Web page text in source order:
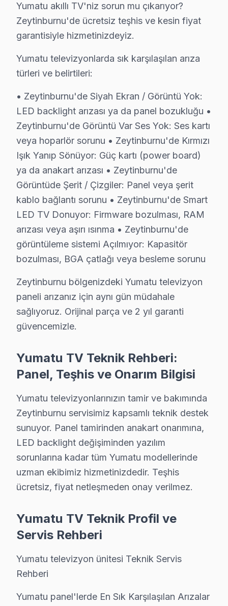
Güç kartı, LED backlight veya T-Con kart tamirleri
Yerinde teknik destek hizmeti almayı
Zeytinburnu'de Fabrika Servis Neden Tercih
Zeytinburnu bölgesinde Fabrika tamir'i tercih etmenin
Fabrika Servis'in avantajları arasında yerinde tamir
Ayrıca, orijinal parçalar kullanarak hem cihazınızın
Zeytinburnu Yumatu servis - TV Tamiri
Yumatu akıllı TV'de görüntü titremesi veya renk
25+ sertifikalı teknisyen kişilik ekip, Yumatu LED TV
Şeffaf Fiyatlandırma ve Müşteri Memnuniyeti
Servis sürecinin başından sonuna kadar şeffaf fiyat
Ücretsiz Arıza Tespiti: Zeytinburnu'de arıza tespiti
Şeffaf Fiyat Teklifi: Hangi bileşenlerin değişeceğini,
» Basit arızalarda aynı gün servis tamamlanır.
Zeytinburnu × Yumatu: Yerel İçerik ve
Zeytinburnu'da Yumatu LED TV'niz bozulduğunda
• Zeytinburnu'de 25+ sertifikalı teknisyen Yumatu
• Zeytinburnu'de sadece orijinal parça kullanıyoruz.
• Chip-level tamir için osiloskop, ESR ve termal
Dikkat çekmek istediğimiz bir şey var:, Zeytinburnu
Yumatu Servisi: Zeytinburnu Yerel Bilgi
Zeytinburnu ilçesi, İstanbul Avrupa Yakası'nın
Yumatu TV'lerde Sık Görülen Arızalar
Zeytinburnu'de Yumatu televizyon ünitesi
▸ Panel arızası: Zeytinburnu'de Yumatu'ın LED
▸ Anakart hatası: Zeytinburnu servisimizde
Zeytinburnu'de hangi belirtiyle gelirseniz gelin —
Yumatu akıllı TV'niz sorun mu çıkarıyor?
Zeytinburnu'de ücretsiz teşhis ve kesin fiyat
garantisiyle hizmetinizdeyiz.
Yumatu televizyonlarda sık karşılaşılan arıza
türleri ve belirtileri:
• Zeytinburnu'de Siyah Ekran / Görüntü Yok:
LED backlight arızası ya da panel bozukluğu •
Zeytinburnu'de Görüntü Var Ses Yok: Ses kartı
veya hoparlör sorunu • Zeytinburnu'de Kırmızı
Işık Yanıp Sönüyor: Güç kartı (power board)
ya da anakart arızası • Zeytinburnu'de
Görüntüde Şerit / Çizgiler: Panel veya şerit
kablo bağlantı sorunu • Zeytinburnu'de Smart
LED TV Donuyor: Firmware bozulması, RAM
arızası veya aşırı ısınma • Zeytinburnu'de
görüntüleme sistemi Açılmıyor: Kapasitör
bozulması, BGA çatlağı veya besleme sorunu
Zeytinburnu bölgenizdeki Yumatu televizyon
paneli arızanız için aynı gün müdahale
sağlıyoruz. Orijinal parça ve 2 yıl garanti
güvencemizle.
Yumatu TV Teknik Rehberi:
Panel, Teşhis ve Onarım Bilgisi
Yumatu televizyonlarınızın tamir ve bakımında
Zeytinburnu servisimiz kapsamlı teknik destek
sunuyor. Panel tamirinden anakart onarımına,
LED backlight değişiminden yazılım
sorunlarına kadar tüm Yumatu modellerinde
uzman ekibimiz hizmetinizdedir. Teşhis
ücretsiz, fiyat netleşmeden onay verilmez.
Yumatu TV Teknik Profil ve
Servis Rehberi
Yumatu televizyon ünitesi Teknik Servis
Rehberi
Yumatu panel'lerde En Sık Karşılaşılan Arızalar